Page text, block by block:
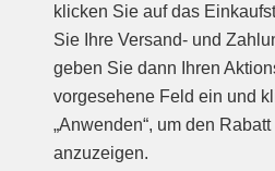
klicken Sie auf das
Sie Ihre Versand- und
geben Sie dann Ihren
vorgesehene Feld ein und
„Anwenden“, um den
anzuzeigen.